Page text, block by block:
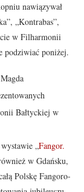
nawiązywał
„Kontrabas”,
w Filharmonii
podziwiać poniżej.
Bałtyckiej w
„Fangor.
w Gdańsku,
Polskę Fangoro-